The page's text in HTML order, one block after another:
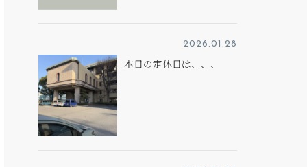
2026.01.28
本日の定休日は、、、